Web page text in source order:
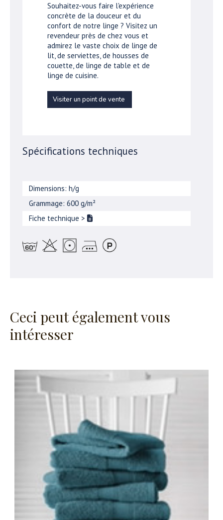
Souhaitez-vous faire l'expérience
concrète de la douceur et du
confort de notre linge ? Visitez un
revendeur près de chez vous et
admirez le vaste choix de linge de
lit, de serviettes, de housses de
couette, de linge de table et de
linge de cuisine.
Visiter un point de vente
Spécifications techniques
Dimensions: h/g
Grammage: 600 g/m²
Fiche technique >
Ceci peut également vous
intéresser